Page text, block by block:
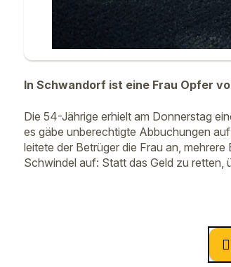
In Schwandorf ist eine Frau Opfer
Die 54-Jährige erhielt am Donnerstag
es gäbe unberechtigte Abbuchungen
leitete der Betrüger die Frau an,
Schwindel auf: Statt das Geld zu